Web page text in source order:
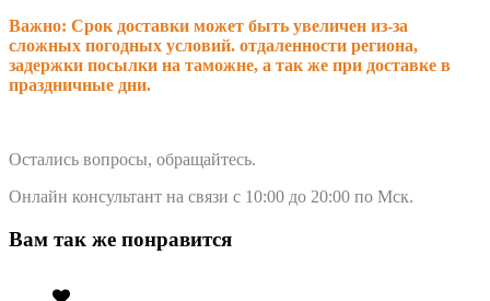
Важно: Срок доставки может быть увеличен из-за
сложных погодных условий. отдаленности региона,
задержки посылки на таможне, а так же при доставке в
праздничные дни.
Остались вопросы, обращайтесь.
Онлайн консультант на связи с 10:00 до 20:00 по Мск.
Вам так же понравится